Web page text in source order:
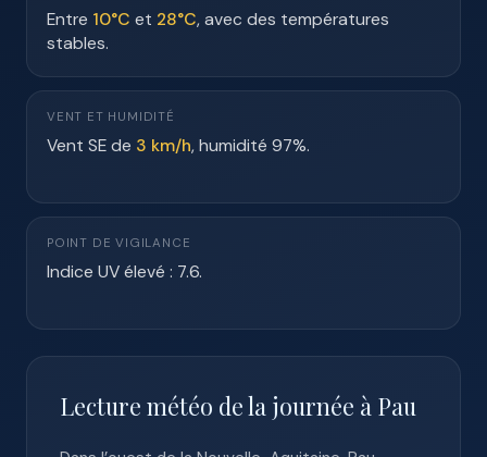
Entre 10°C et 28°C, avec des températures
stables.
VENT ET HUMIDITÉ
Vent SE de 3 km/h, humidité 97%.
POINT DE VIGILANCE
Indice UV élevé : 7.6.
Lecture météo de la journée à Pau